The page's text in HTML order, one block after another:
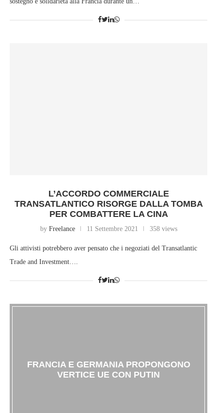
L’ACCORDO COMMERCIALE
TRANSATLANTICO RISORGE DALLA TOMBA
PER COMBATTERE LA CINA
by Freelance 11 Settembre 2021 358 views
Gli attivisti potrebbero aver pensato che i negoziati del Transatlantic
Trade and Investment….
FRANCIA E GERMANIA PROPONGONO
VERTICE UE CON PUTIN